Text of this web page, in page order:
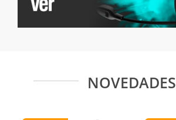
NOVEDADES